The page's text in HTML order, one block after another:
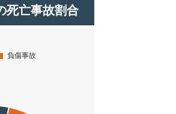
死亡事故割合